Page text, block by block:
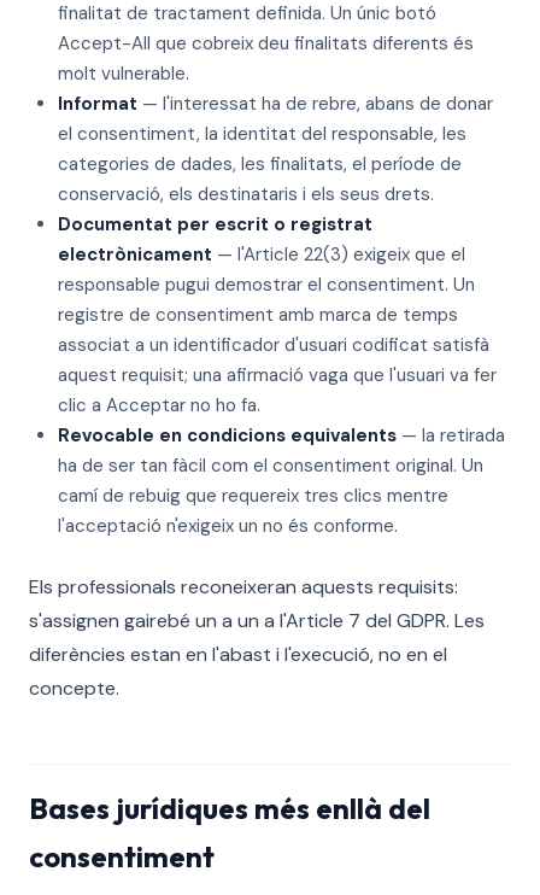
finalitat de tractament definida. Un únic botó
Accept-All que cobreix deu finalitats diferents és
molt vulnerable.
Informat — l'interessat ha de rebre, abans de donar
el consentiment, la identitat del responsable, les
categories de dades, les finalitats, el període de
conservació, els destinataris i els seus drets.
Documentat per escrit o registrat
electrònicament — l'Article 22(3) exigeix que el
responsable pugui demostrar el consentiment. Un
registre de consentiment amb marca de temps
associat a un identificador d'usuari codificat satisfà
aquest requisit; una afirmació vaga que l'usuari va fer
clic a Acceptar no ho fa.
Revocable en condicions equivalents — la retirada
ha de ser tan fàcil com el consentiment original. Un
camí de rebuig que requereix tres clics mentre
l'acceptació n'exigeix un no és conforme.
Els professionals reconeixeran aquests requisits:
s'assignen gairebé un a un a l'Article 7 del GDPR. Les
diferències estan en l'abast i l'execució, no en el
concepte.
Bases jurídiques més enllà del
consentiment